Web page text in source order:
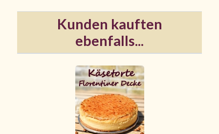
Kunden kauften
ebenfalls...